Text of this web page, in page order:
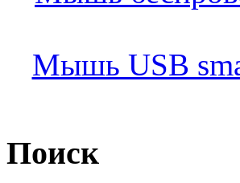
Мышь USB
Поиск